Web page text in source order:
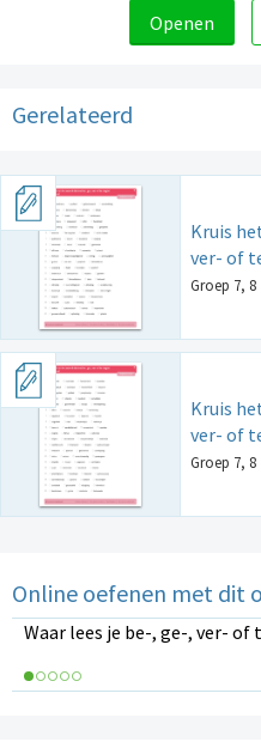
Openen
Gerelateerd
Kruis
ver- of
Groep 7, 8
Kruis
ver- of
Groep 7, 8
Online oefenen met dit
Waar lees je be-, ge-, ver- of